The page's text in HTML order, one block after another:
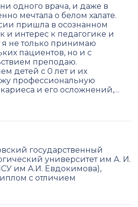
одного врача, и даже в
мечтала о белом халате.
пришла в осознанном
и интерес к педагогике и
я не только принимаю
пациентов, но и с
преподаю.
детей с 0 лет и их
профессиональную
и его осложнений,…
государственный
университет им А. И.
им А.И. Евдокимова),
с отличием